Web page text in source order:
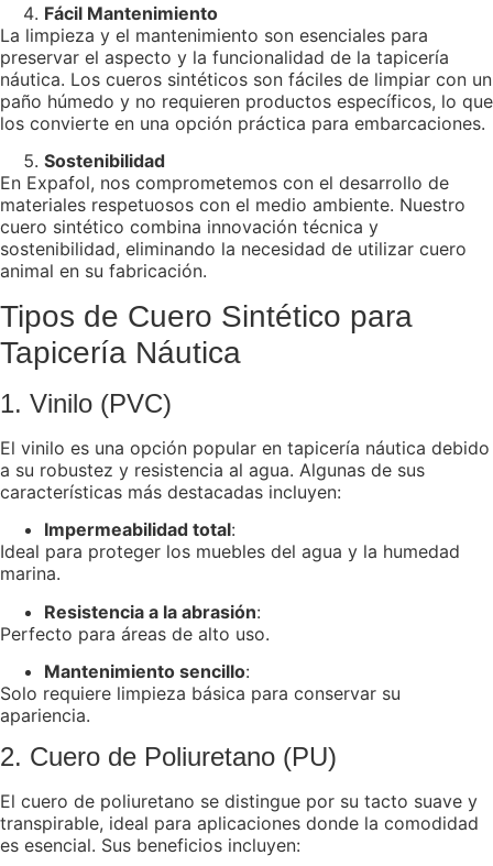
Fácil Mantenimiento
La limpieza y el mantenimiento son esenciales para
preservar el aspecto y la funcionalidad de la tapicería
náutica. Los cueros sintéticos son fáciles de limpiar con un
paño húmedo y no requieren productos específicos, lo que
los convierte en una opción práctica para embarcaciones.
Sostenibilidad
En Expafol, nos comprometemos con el desarrollo de
materiales respetuosos con el medio ambiente. Nuestro
cuero sintético combina innovación técnica y
sostenibilidad, eliminando la necesidad de utilizar cuero
animal en su fabricación.
Tipos de Cuero Sintético para
Tapicería Náutica
1. Vinilo (PVC)
El vinilo es una opción popular en tapicería náutica debido
a su robustez y resistencia al agua. Algunas de sus
características más destacadas incluyen:
Impermeabilidad total:
Ideal para proteger los muebles del agua y la humedad
marina.
Resistencia a la abrasión:
Perfecto para áreas de alto uso.
Mantenimiento sencillo:
Solo requiere limpieza básica para conservar su
apariencia.
2. Cuero de Poliuretano (PU)
El cuero de poliuretano se distingue por su tacto suave y
transpirable, ideal para aplicaciones donde la comodidad
es esencial. Sus beneficios incluyen: